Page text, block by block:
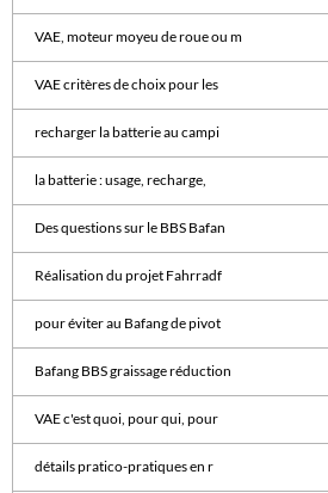
VAE, moteur moyeu de roue ou m
VAE critères de choix pour les
recharger la batterie au campi
la batterie : usage, recharge,
Des questions sur le BBS Bafan
Réalisation du projet Fahrradf
pour éviter au Bafang de pivot
Bafang BBS graissage réduction
VAE c'est quoi, pour qui, pour
détails pratico-pratiques en r